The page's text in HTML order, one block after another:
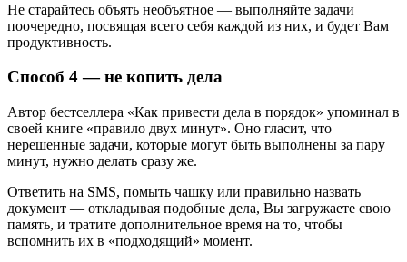
Не старайтесь объять необъятное — выполняйте задачи
поочередно, посвящая всего себя каждой из них, и будет Вам
продуктивность.
Способ 4 — не копить дела
Автор бестселлера «Как привести дела в порядок» упоминал в
своей книге «правило двух минут». Оно гласит, что
нерешенные задачи, которые могут быть выполнены за пару
минут, нужно делать сразу же.
Ответить на SMS, помыть чашку или правильно назвать
документ — откладывая подобные дела, Вы загружаете свою
память, и тратите дополнительное время на то, чтобы
вспомнить их в «подходящий» момент.